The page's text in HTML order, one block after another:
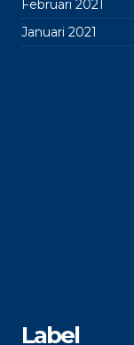
Februari 2021
Januari 2021
Label